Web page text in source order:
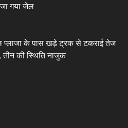
गया जेल
प्लाजा के पास खड़े ट्रक से टकराई तेज
तीन की स्थिति नाजुक